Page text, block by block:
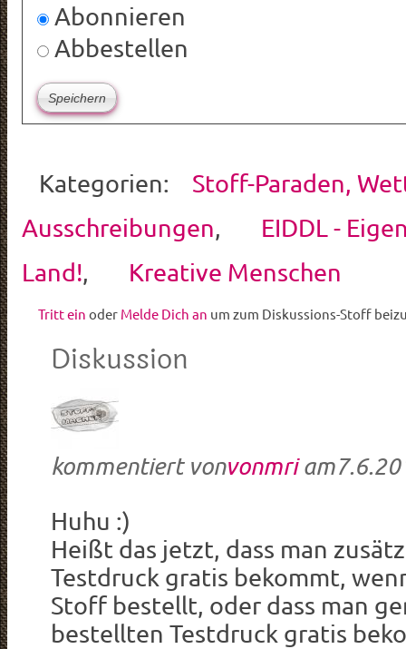
Abonnieren
Abbestellen
Kategorien:
Stoff-Paraden,
Ausschreibungen,
EIDDL -
Land!, Kreative Menschen
Tritt ein oder Melde Dich an um zum Diskussions-Stoff
Diskussion
kommentiert vonvonmriam
Huhu :)
Heißt das jetzt, dass man
Testdruck gratis bekommt,
Stoff bestellt, oder dass man
bestellten Testdruck gratis